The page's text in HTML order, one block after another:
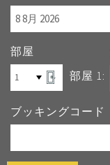
部屋
部屋 1:
ブッキングコード